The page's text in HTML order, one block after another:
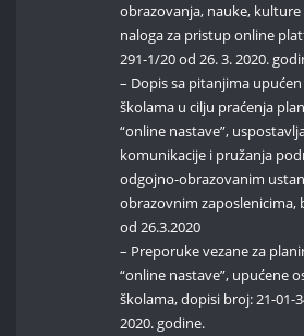
obrazovanja, nauke,
naloga za pristup online
291-1/20 od 26. 3. 2020.
– Dopis sa pitanjima
školama u cilju praćenja
“online nastave”,
komunikacije i pružanja
odgojno-obrazovanim
obrazovnim zaposlenicima,
od 26.3.2020
– Preporuke vezane za
“online nastave”, upućene
školama, dopisi broj: 21-01-
2020. godine.